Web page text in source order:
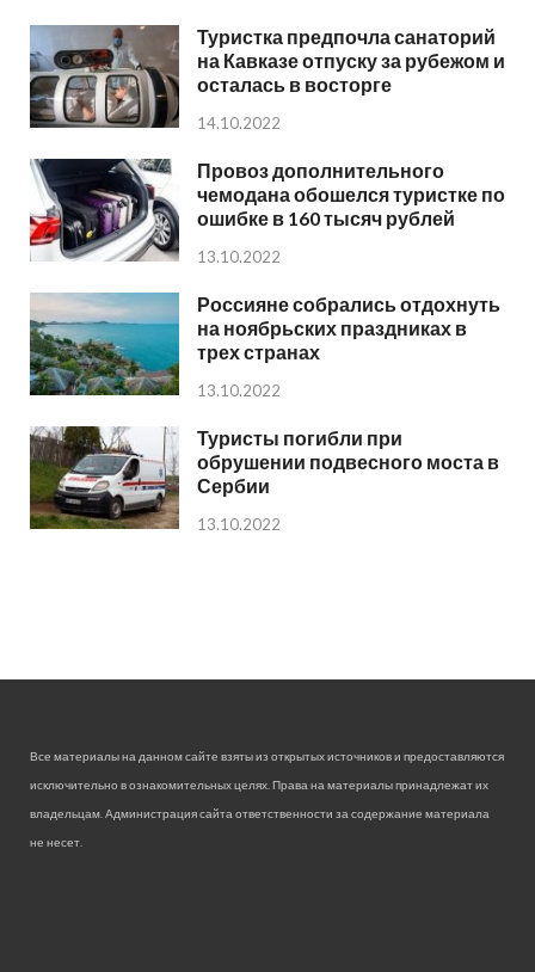
Туристка предпочла санаторий
на Кавказе отпуску за рубежом и
осталась в восторге
14.10.2022
Провоз дополнительного
чемодана обошелся туристке по
ошибке в 160 тысяч рублей
13.10.2022
Россияне собрались отдохнуть
на ноябрьских праздниках в
трех странах
13.10.2022
Туристы погибли при
обрушении подвесного моста в
Сербии
13.10.2022
Все материалы на данном сайте взяты из открытых источников и предоставляются
исключительно в ознакомительных целях. Права на материалы принадлежат их
владельцам. Администрация сайта ответственности за содержание материала
не несет.